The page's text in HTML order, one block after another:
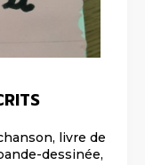
livre de
dessinée,